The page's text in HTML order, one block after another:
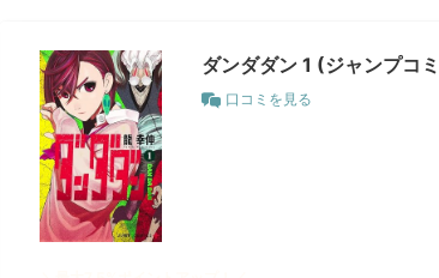
ダンダダン 1 (ジャンプコ
口コミを見る